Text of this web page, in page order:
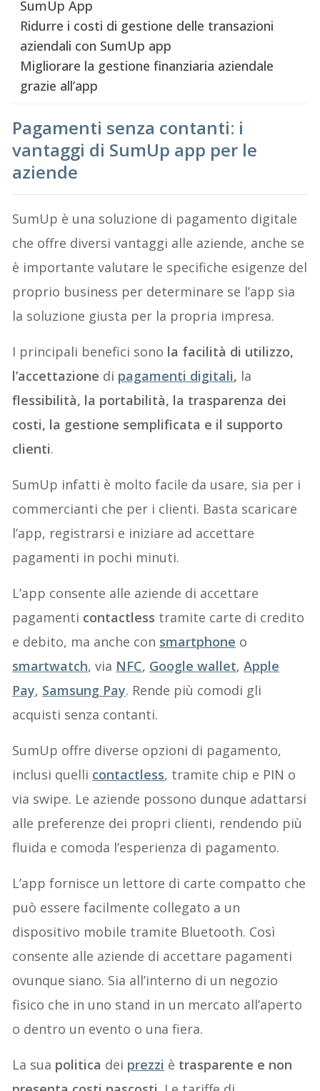
SumUp App
Ridurre i costi di gestione delle transazioni
aziendali con SumUp app
Migliorare la gestione finanziaria aziendale
grazie all’app
Pagamenti senza contanti: i
vantaggi di SumUp app per le
aziende
SumUp è una soluzione di pagamento digitale
che offre diversi vantaggi alle aziende, anche se
è importante valutare le specifiche esigenze del
proprio business per determinare se l’app sia
la soluzione giusta per la propria impresa.
I principali benefici sono la facilità di utilizzo,
l’accettazione di pagamenti digitali, la
flessibilità, la portabilità, la trasparenza dei
costi, la gestione semplificata e il supporto
clienti.
SumUp infatti è molto facile da usare, sia per i
commercianti che per i clienti. Basta scaricare
l’app, registrarsi e iniziare ad accettare
pagamenti in pochi minuti.
L’app consente alle aziende di accettare
pagamenti contactless tramite carte di credito
e debito, ma anche con smartphone o
smartwatch, via NFC, Google wallet,Apple
Pay, Samsung Pay. Rende più comodi gli
acquisti senza contanti.
SumUp offre diverse opzioni di pagamento,
inclusi quelli contactless, tramite chip e PIN o
via swipe. Le aziende possono dunque adattarsi
alle preferenze dei propri clienti, rendendo più
fluida e comoda l’esperienza di pagamento.
L’app fornisce un lettore di carte compatto che
può essere facilmente collegato a un
dispositivo mobile tramite Bluetooth. Così
consente alle aziende di accettare pagamenti
ovunque siano. Sia all’interno di un negozio
fisico che in uno stand in un mercato all’aperto
o dentro un evento o una fiera.
La sua politica dei prezzi è trasparente e non